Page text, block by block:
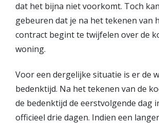
Nieuwbouw
Projectontwikkelaars
Particulieren
Hypotheekadvies
Hypotheek oversluiten
Hypotheek verhogen
dat het bijna niet voorkomt. Toch
gebeuren dat je na het tekenen van
contract begint te twijfelen over de
woning.
Voor een dergelijke situatie is er de
bedenktijd. Na het tekenen van de
de bedenktijd de eerstvolgende dag
officieel drie dagen. Indien een